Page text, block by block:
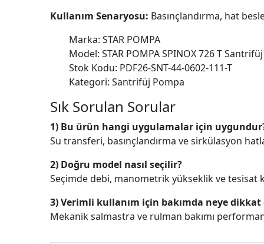
Kullanım Senaryosu: Basınçlandırma, hat
Marka: STAR POMPA
Model: STAR POMPA SPINOX 726 T
Stok Kodu: PDF26-SNT-44-0602-111-T
Kategori: Santrifüj Pompa
Sık Sorulan Sorular
1) Bu ürün hangi uygulamalar için
Su transferi, basınçlandırma ve sirkülasyon
2) Doğru model nasıl seçilir?
Seçimde debi, manometrik yükseklik ve tesisat
3) Verimli kullanım için bakımda neye
Mekanik salmastra ve rulman bakımı